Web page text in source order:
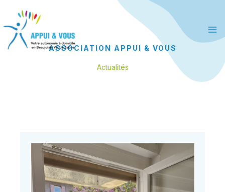
principal
contenu
ASSOCIATION APPUI & VOUS
Actualités